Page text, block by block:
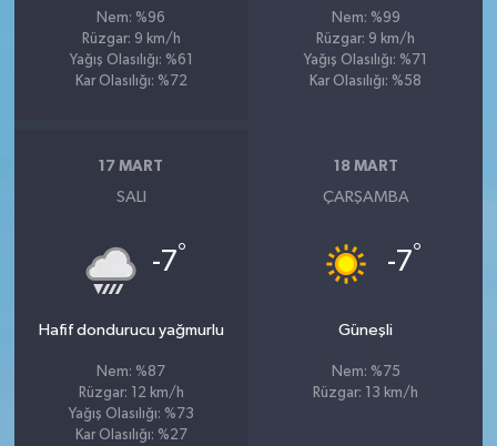
Nem: %96
Rüzgar: 9 km/h
Yağış Olasılığı: %61
Kar Olasılığı: %72
Nem: %99
Rüzgar: 9 km/h
Yağış Olasılığı: %71
Kar Olasılığı: %58
17 MART
SALI
-7°
Hafif dondurucu yağmurlu
Nem: %87
Rüzgar: 12 km/h
Yağış Olasılığı: %73
Kar Olasılığı: %27
18 MART
ÇARŞAMBA
-7°
Güneşli
Nem: %75
Rüzgar: 13 km/h